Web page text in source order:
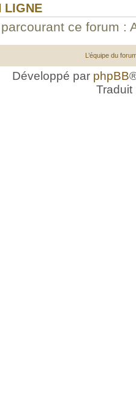
LIGNE
ce forum :
L’équipe du
Développé par phpBB